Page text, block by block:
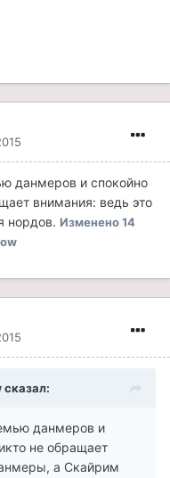
данмеров и спокойно
внимания: ведь это
нордов. Изменено14
сказал:
данмеров и
не обращает
а Скайрим